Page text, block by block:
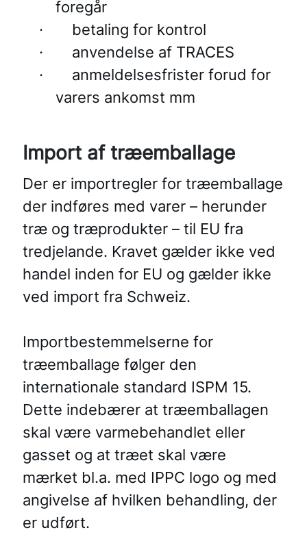
foregår
· betaling for kontrol
· anvendelse af TRACES
· anmeldelsesfrister forud for
varers ankomst mm
Import af træemballage
Der er importregler for træemballage
der indføres med varer – herunder
træ og træprodukter – til EU fra
tredjelande. Kravet gælder ikke ved
handel inden for EU og gælder ikke
ved import fra Schweiz.
Importbestemmelserne for
træemballage følger den
internationale standard ISPM 15.
Dette indebærer at træemballagen
skal være varmebehandlet eller
gasset og at træet skal være
mærket bl.a. med IPPC logo og med
angivelse af hvilken behandling, der
er udført.